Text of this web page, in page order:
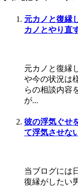
元カノと復縁
カノとやり直
元カノと復縁
や今の状況は
らの相談内容
が...
彼の浮気ぐせ
て浮気させな
当ブログには
復縁がしたい